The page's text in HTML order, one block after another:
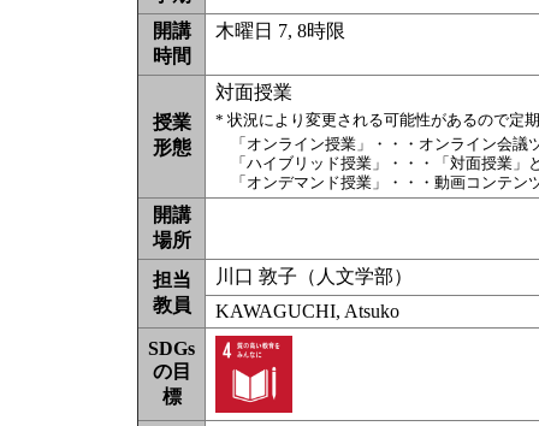
開講
時間
木曜日 7, 8時限
授業
形態
対面授業
* 状況により変更される可能性があるので定
「オンライン授業」・・・オンライン会
「ハイブリッド授業」・・・「対面授業
「オンデマンド授業」・・・動画コンテ
開講
場所
担当
教員
川口 敦子（人文学部）
KAWAGUCHI, Atsuko
SDGs
の目
標